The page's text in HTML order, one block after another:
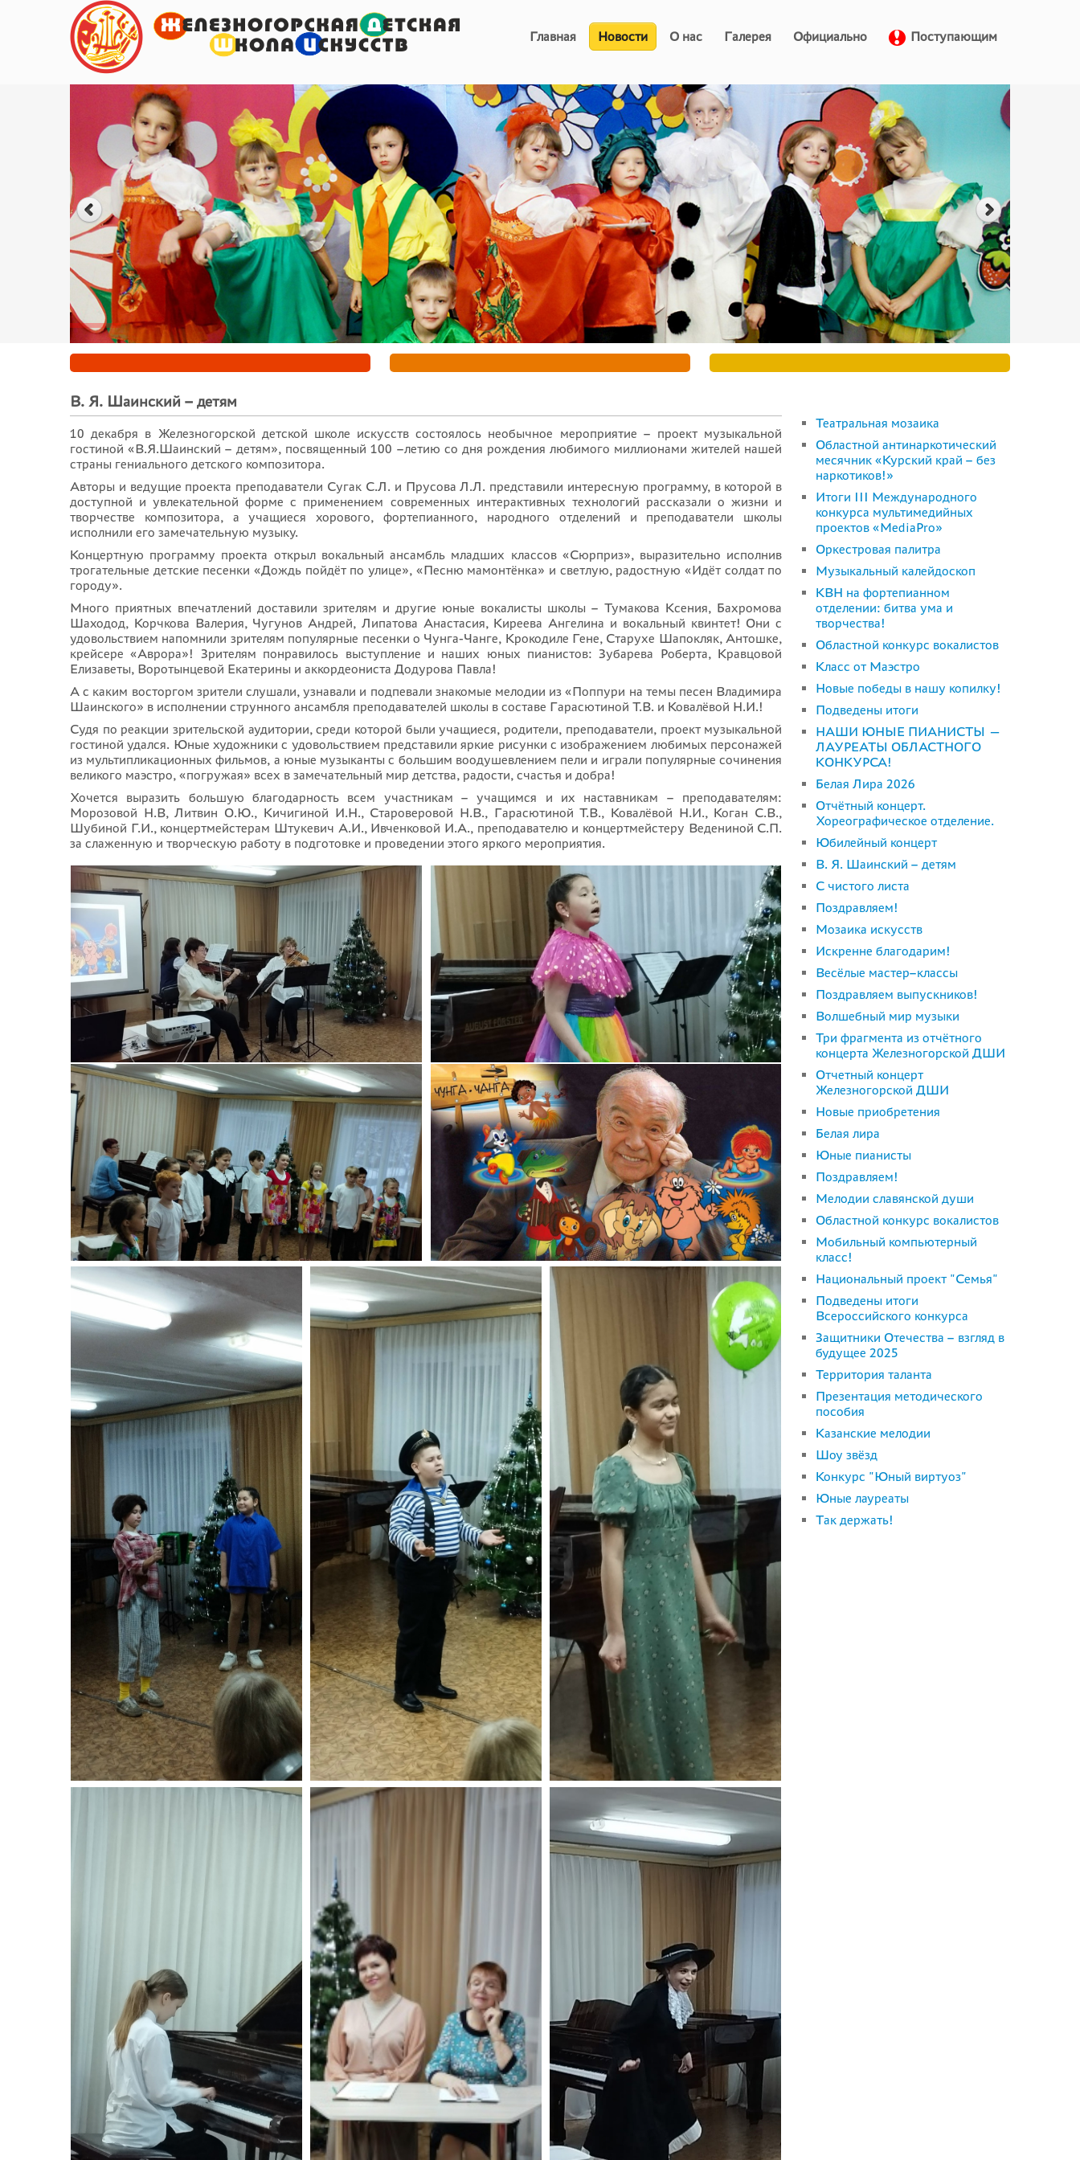
Главная Новости О нас Галерея Официально Поступающим
В. Я. Шаинский – детям
10 декабря в Железногорской детской школе искусств состоялось необычное мероприятие – проект музыкальной
гостиной «В.Я.Шаинский – детям», посвященный 100 –летию со дня рождения любимого миллионами жителей нашей
страны гениального детского композитора.
Авторы и ведущие проекта преподаватели Сугак С.Л. и Прусова Л.Л. представили интересную программу, в которой в
доступной и увлекательной форме с применением современных интерактивных технологий рассказали о жизни и
творчестве композитора, а учащиеся хорового, фортепианного, народного отделений и преподаватели школы
исполнили его замечательную музыку.
Концертную программу проекта открыл вокальный ансамбль младших классов «Сюрприз», выразительно исполнив
трогательные детские песенки «Дождь пойдёт по улице», «Песню мамонтёнка» и светлую, радостную «Идёт солдат по
городу».
Много приятных впечатлений доставили зрителям и другие юные вокалисты школы – Тумакова Ксения, Бахромова
Шаходод, Корчкова Валерия, Чугунов Андрей, Липатова Анастасия, Киреева Ангелина и вокальный квинтет! Они с
удовольствием напомнили зрителям популярные песенки о Чунга-Чанге, Крокодиле Гене, Старухе Шапокляк, Антошке,
крейсере «Аврора»! Зрителям понравилось выступление и наших юных пианистов: Зубарева Роберта, Кравцовой
Елизаветы, Воротынцевой Екатерины и аккордеониста Додурова Павла!
А с каким восторгом зрители слушали, узнавали и подпевали знакомые мелодии из «Поппури на темы песен Владимира
Шаинского» в исполнении струнного ансамбля преподавателей школы в составе Гарасютиной Т.В. и Ковалёвой Н.И.!
Судя по реакции зрительской аудитории, среди которой были учащиеся, родители, преподаватели, проект музыкальной
гостиной удался. Юные художники с удовольствием представили яркие рисунки с изображением любимых персонажей
из мультипликационных фильмов, а юные музыканты с большим воодушевлением пели и играли популярные сочинения
великого маэстро, «погружая» всех в замечательный мир детства, радости, счастья и добра!
Хочется выразить большую благодарность всем участникам – учащимся и их наставникам – преподавателям:
Морозовой Н.В, Литвин О.Ю., Кичигиной И.Н., Староверовой Н.В., Гарасютиной Т.В., Ковалёвой Н.И., Коган С.В.,
Шубиной Г.И., концертмейстерам Штукевич А.И., Ивченковой И.А., преподавателю и концертмейстеру Ведениной С.П.
за слаженную и творческую работу в подготовке и проведении этого яркого мероприятия.
Театральная мозаика
Областной антинаркотический
месячник «Курский край – без
наркотиков!»
Итоги III Международного
конкурса мультимедийных
проектов «MediaPro»
Оркестровая палитра
Музыкальный калейдоскоп
КВН на фортепианном
отделении: битва ума и
творчества!
Областной конкурс вокалистов
Класс от Маэстро
Новые победы в нашу копилку!
Подведены итоги
НАШИ ЮНЫЕ ПИАНИСТЫ —
ЛАУРЕАТЫ ОБЛАСТНОГО
КОНКУРСА!
Белая Лира 2026
Отчётный концерт.
Хореографическое отделение.
Юбилейный концерт
В. Я. Шаинский – детям
С чистого листа
Поздравляем!
Мозаика искусств
Искренне благодарим!
Весёлые мастер–классы
Поздравляем выпускников!
Волшебный мир музыки
Три фрагмента из отчётного
концерта Железногорской ДШИ
Отчетный концерт
Железногорской ДШИ
Новые приобретения
Белая лира
Юные пианисты
Поздравляем!
Мелодии славянской души
Областной конкурс вокалистов
Мобильный компьютерный
класс!
Национальный проект "Семья"
Подведены итоги
Всероссийского конкурса
Защитники Отечества – взгляд в
будущее 2025
Территория таланта
Презентация методического
пособия
Казанские мелодии
Шоу звёзд
Конкурс "Юный виртуоз"
Юные лауреаты
Так держать!